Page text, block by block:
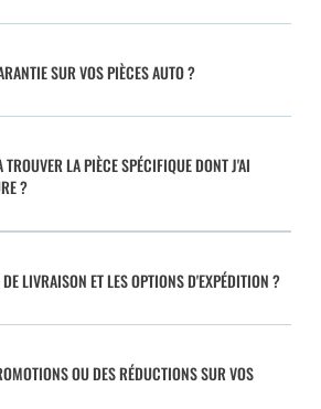
SUR VOS PIÈCES AUTO ?
LA PIÈCE SPÉCIFIQUE DONT J'AI
?
LIVRAISON ET LES OPTIONS D'EXPÉDITION ?
OU DES RÉDUCTIONS SUR VOS